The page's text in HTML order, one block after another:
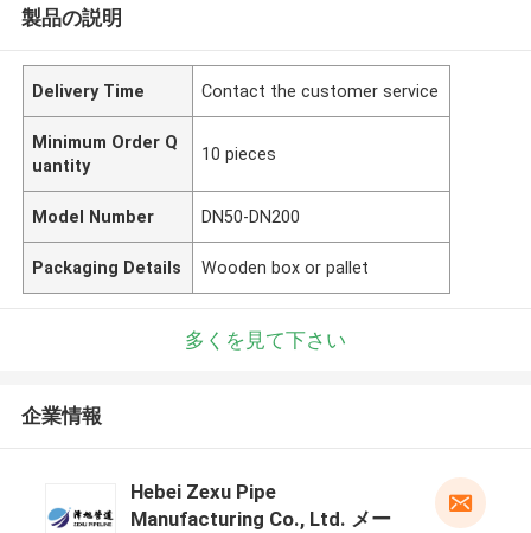
製品の説明
Delivery Time Contact the customer service
Minimum Order Q
uantity
10 pieces
Model Number DN50-DN200
Packaging Details Wooden box or pallet
多くを見て下さい
企業情報
Hebei Zexu Pipe
Manufacturing Co., Ltd. メー